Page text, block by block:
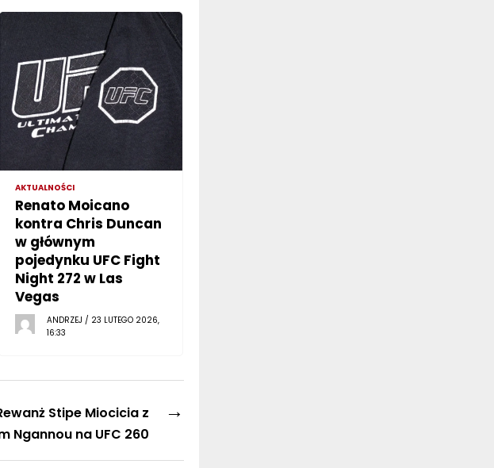
AKTUALNOŚCI
Renato Moicano
kontra Chris Duncan
w głównym
pojedynku UFC Fight
Night 272 w Las
Vegas
ANDRZEJ / 23 LUTEGO 2026,
16:33
→
Stipe Miocicia z
Ngannou na UFC 260